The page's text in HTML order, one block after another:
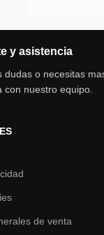
y asistencia
dudas o necesitas
con nuestro equipo.
de venta